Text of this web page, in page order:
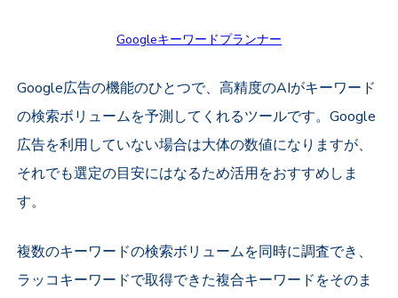
Googleキーワードプランナー
Google広告の機能のひとつで、高精度のAIがキーワード
の検索ボリュームを予測してくれるツールです。Google
広告を利用していない場合は大体の数値になりますが、
それでも選定の目安にはなるため活用をおすすめしま
す。
複数のキーワードの検索ボリュームを同時に調査でき、
ラッコキーワードで取得できた複合キーワードをそのま